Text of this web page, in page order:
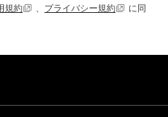
規約 、 プライバシー規約
に同